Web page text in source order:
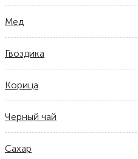
Мед
Гвоздика
Корица
Черный чай
Сахар